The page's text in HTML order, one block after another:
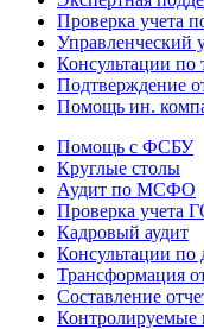
Проверка учета
Управленческий
Консультации по
Подтверждение
Помощь ин.
Помощь с ФСБУ
Круглые столы
Аудит по МСФО
Проверка учета
Кадровый аудит
Консультации по
Трансформация
Составление
Контролируемые